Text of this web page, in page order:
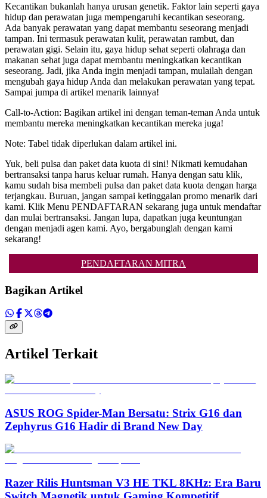
Kecantikan bukanlah hanya urusan genetik. Faktor lain seperti gaya
hidup dan perawatan juga mempengaruhi kecantikan seseorang.
Ada banyak perawatan yang dapat membantu seseorang menjadi
tampan. Ini termasuk perawatan kulit, perawatan rambut, dan
perawatan gigi. Selain itu, gaya hidup sehat seperti olahraga dan
makanan sehat juga dapat membantu meningkatkan kecantikan
seseorang. Jadi, jika Anda ingin menjadi tampan, mulailah dengan
mengubah gaya hidup Anda dan melakukan perawatan yang tepat.
Sampai jumpa di artikel menarik lainnya!
Call-to-Action: Bagikan artikel ini dengan teman-teman Anda untuk
membantu mereka meningkatkan kecantikan mereka juga!
Note: Tabel tidak diperlukan dalam artikel ini.
Yuk, beli pulsa dan paket data kuota di sini! Nikmati kemudahan
bertransaksi tanpa harus keluar rumah. Hanya dengan satu klik,
kamu sudah bisa membeli pulsa dan paket data kuota dengan harga
terjangkau. Buruan, jangan sampai ketinggalan promo menarik dari
kami. Klik Menu PENDAFTARAN sekarang juga untuk mendaftar
dan mulai bertransaksi. Jangan lupa, dapatkan juga keuntungan
dengan menjadi agen kami. Ayo, bergabunglah dengan kami
sekarang!
PENDAFTARAN MITRA
Bagikan Artikel
Artikel Terkait
ASUS ROG Spider-Man Bersatu: Strix G16 dan
Zephyrus G16 Hadir di Brand New Day
Razer Rilis Huntsman V3 HE TKL 8KHz: Era Baru